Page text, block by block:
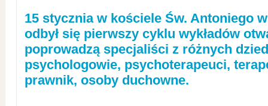
15 stycznia w kościele Św. Antoniego
odbył się pierwszy cyklu wykładów
poprowadzą specjaliści z różnych
psychologowie, psychoterapeuci,
prawnik, osoby duchowne.